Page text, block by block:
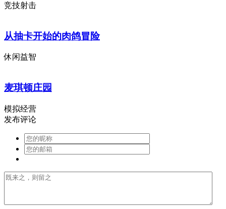
竞技射击
从抽卡开始的肉鸽冒险
休闲益智
麦琪顿庄园
模拟经营
发布评论